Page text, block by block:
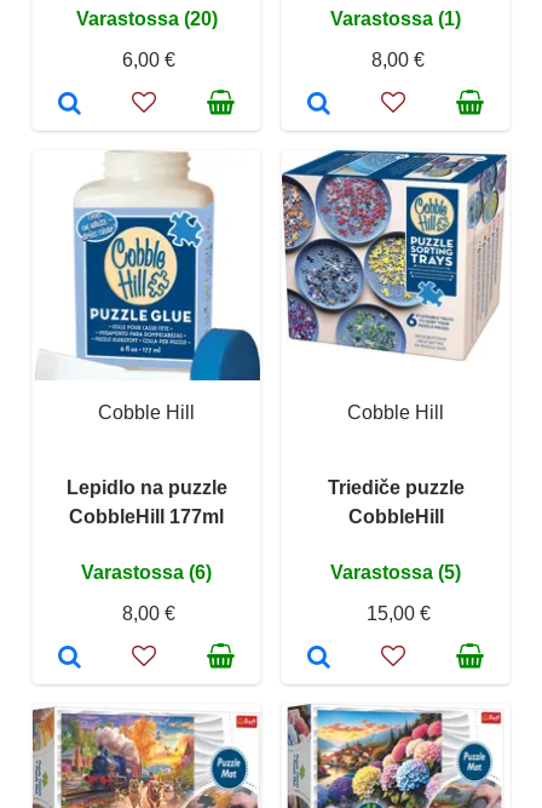
Varastossa (20)
6,00 €
Varastossa (1)
8,00 €
Cobble Hill
Lepidlo na puzzle
CobbleHill 177ml
Varastossa (6)
8,00 €
Cobble Hill
Triediče puzzle
CobbleHill
Varastossa (5)
15,00 €